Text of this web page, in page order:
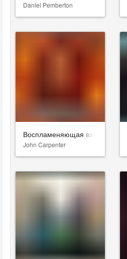
Daniel Pemberton
Воспламеняющая взглядом
John Carpenter